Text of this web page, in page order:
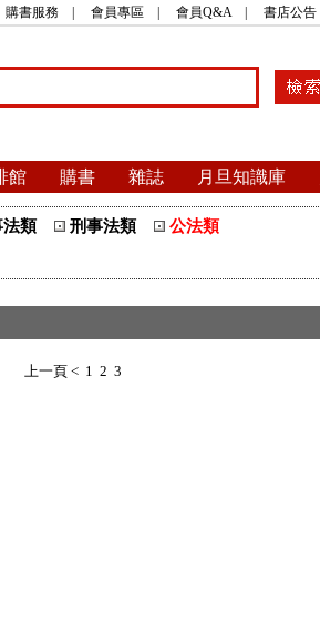
購書服務 會員專區 會員Q&A| 書店公告
館 購書 雜誌 月旦知識庫
法類 刑事法類 公法類
上一頁 < 1 2 3